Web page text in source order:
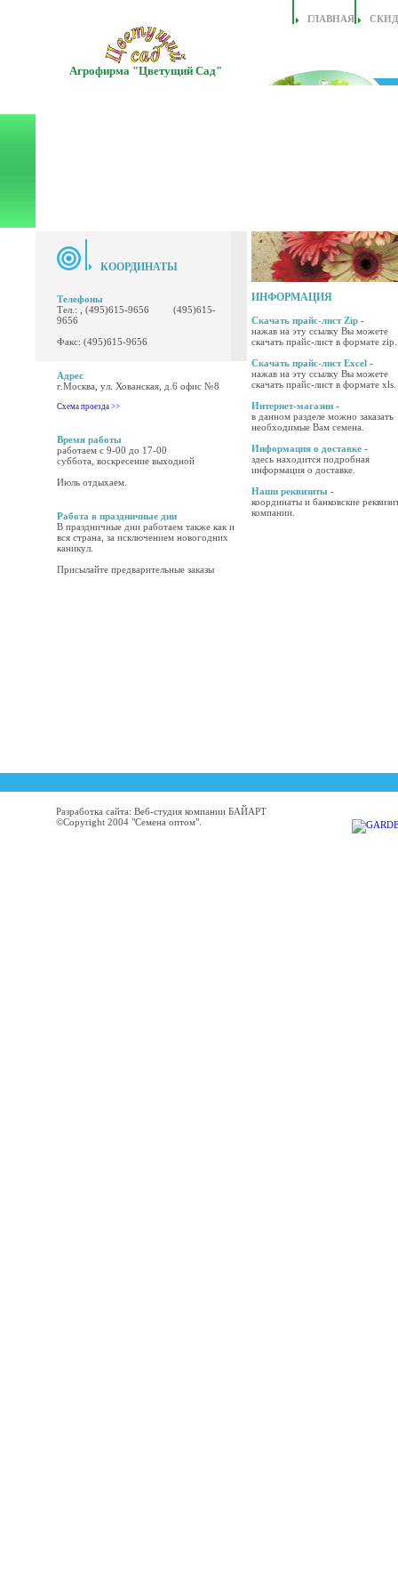
Агрофирма "Цветущий Сад"
ГЛАВНАЯ
КООРДИНАТЫ
Телефоны
Тел.: , (495)615-9656 (495)615-
9656
Факс: (495)615-9656
Адрес
г.Москва, ул. Хованская, д.6 офис №8
Схема проезда >>
Время работы
работаем с 9-00 до 17-00
суббота, воскресение выходной
Июль отдыхаем.
Работа в праздничные дни
В праздничные дни работаем также как и
вся страна, за исключением новогодних
каникул.
Присылайте предварительные заказы
ИНФОРМАЦИЯ
Скачать прайс-лист Zip -
нажав на эту ссылку Вы можете
скачать прайс-лист в формате zip.
Скачать прайс-лист Excel -
нажав на эту ссылку Вы можете
скачать прайс-лист в формате xls.
Интернет-магазин -
в данном разделе можно заказать
необходимые Вам семена.
Информация о доставке -
здесь находится подробная
информация о доставке.
Наши реквизиты -
координаты и банковские
компании.
Разработка сайта: Веб-студия компании БАЙАРТ
©Copyright 2004 "Семена оптом".